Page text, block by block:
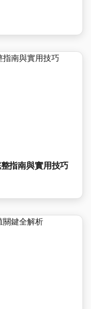
指南與實用技巧